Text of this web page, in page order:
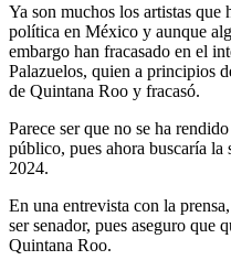
Ya son muchos los artistas
política en México y aunque
embargo han fracasado en el
Palazuelos, quien a principios
de Quintana Roo y fracasó.
Parece ser que no se ha
público, pues ahora buscaría
2024.
En una entrevista con la
ser senador, pues aseguro que
Quintana Roo.